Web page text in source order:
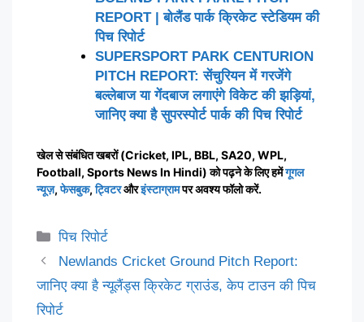
REPORT | बोलैंड पार्क क्रिकेट स्टेडियम की
पिच रिपोर्ट
SUPERSPORT PARK CENTURION
PITCH REPORT: सेंचुरियन में गरजेंगे
बल्लेबाज या गेंदबाज लगाएंगे विकेट की झड़ियां,
जानिए क्या है सुपरस्पोर्ट पार्क की पिच रिपोर्ट
खेल से संबंधित खबरों (Cricket, IPL, BBL, SA20, WPL,
Football, Sports News In Hindi) को पढ़ने के लिए हमेंगूगल
न्यूज़,फेसबुक,ट्विटरऔरइंस्टाग्रामपर अवश्य फॉलो करें.
Categories
पिच रिपोर्ट
Newlands Cricket Ground Pitch Report:
जानिए क्या है न्यूलैंड्स क्रिकेट ग्राउंड, केप टाउन की पिच
रिपोर्ट